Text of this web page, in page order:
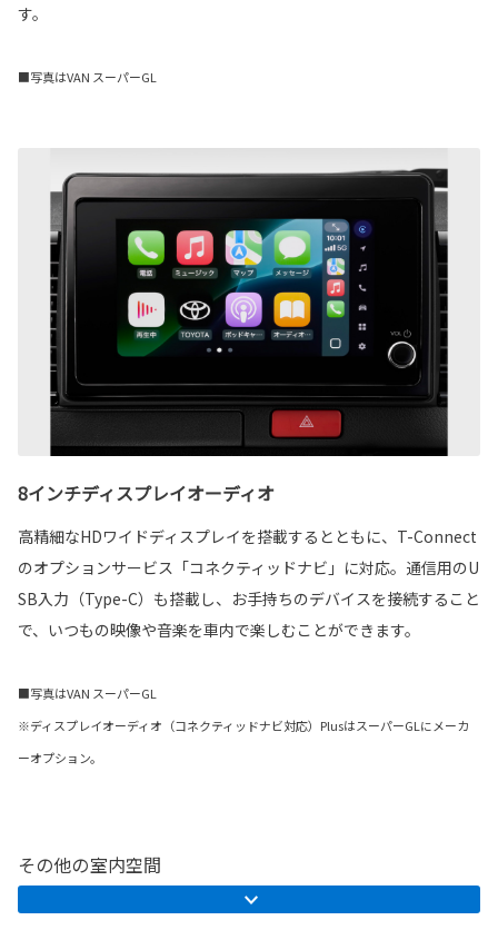
す。
■写真はVAN スーパーGL
8インチディスプレイオーディオ
高精細なHDワイドディスプレイを搭載するとともに、T-Connect
のオプションサービス「コネクティッドナビ」に対応。通信用のU
SB入力（Type-C）も搭載し、お手持ちのデバイスを接続すること
で、いつもの映像や音楽を車内で楽しむことができます。
■写真はVAN スーパーGL
※ディスプレイオーディオ（コネクティッドナビ対応）PlusはスーパーGLにメーカ
ーオプション。
その他の室内空間